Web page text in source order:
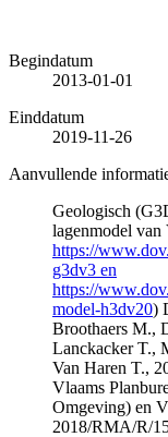
Begindatum
2013-01-01
Einddatum
2019-11-26
Aanvullende
Geologisch
lagenmodel van
https://
g3dv3 en
https://
model-h3dv20)
Broothaers M.,
Lanckacker T.,
Van Haren T.,
Vlaams
Omgeving) en
2018/RMA/R/